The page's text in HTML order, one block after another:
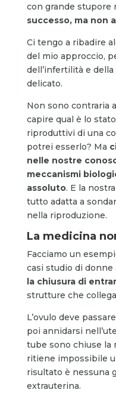
con grande stupore
successo, ma non
Ci tengo a ribadire
del mio approccio,
dell’infertilità e
delicato.
Non sono contraria
capire qual è lo
riproduttivi di una
potrei esserlo? Ma
nelle nostre
meccanismi
assoluto. E la
tutto adatta a
nella riproduzione.
La medicina
Facciamo un
casi studio di donne
la chiusura di
strutture che
L’ovulo deve
poi annidarsi
tube sono chiuse la
ritiene impossibile
risultato è nessuna
extrauterina.